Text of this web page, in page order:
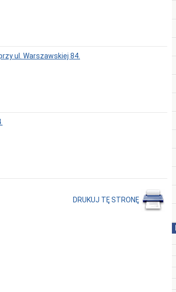
ul. Warszawskiej 84.
DRUKUJ TĘ STRONĘ